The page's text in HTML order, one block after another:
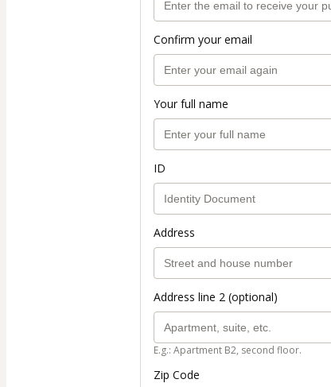
Confirm your email
Your full name
ID
Address
Address line 2 (optional)
E.g.: Apartment B2, second floor.
Zip Code